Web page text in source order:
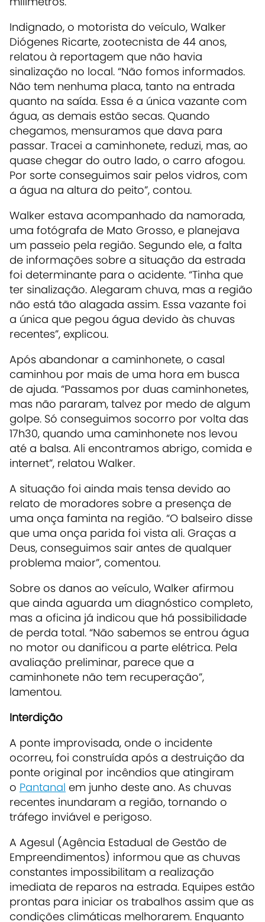
Indignado, o motorista do veículo, Walker
Diógenes Ricarte, zootecnista de 44 anos,
relatou à reportagem que não havia
sinalização no local. “Não fomos informados.
Não tem nenhuma placa, tanto na entrada
quanto na saída. Essa é a única vazante com
água, as demais estão secas. Quando
chegamos, mensuramos que dava para
passar. Tracei a caminhonete, reduzi, mas, ao
quase chegar do outro lado, o carro afogou.
Por sorte conseguimos sair pelos vidros, com
a água na altura do peito”, contou.
Walker estava acompanhado da namorada,
uma fotógrafa de Mato Grosso, e planejava
um passeio pela região. Segundo ele, a falta
de informações sobre a situação da estrada
foi determinante para o acidente. “Tinha que
ter sinalização. Alegaram chuva, mas a região
não está tão alagada assim. Essa vazante foi
a única que pegou água devido às chuvas
recentes”, explicou.
Após abandonar a caminhonete, o casal
caminhou por mais de uma hora em busca
de ajuda. “Passamos por duas caminhonetes,
mas não pararam, talvez por medo de algum
golpe. Só conseguimos socorro por volta das
17h30, quando uma caminhonete nos levou
até a balsa. Ali encontramos abrigo, comida e
internet”, relatou Walker.
A situação foi ainda mais tensa devido ao
relato de moradores sobre a presença de
uma onça faminta na região. “O balseiro disse
que uma onça parida foi vista ali. Graças a
Deus, conseguimos sair antes de qualquer
problema maior”, comentou.
Sobre os danos ao veículo, Walker afirmou
que ainda aguarda um diagnóstico completo,
mas a oficina já indicou que há possibilidade
de perda total. “Não sabemos se entrou água
no motor ou danificou a parte elétrica. Pela
avaliação preliminar, parece que a
caminhonete não tem recuperação”,
lamentou.
Interdição
A ponte improvisada, onde o incidente
ocorreu, foi construída após a destruição da
ponte original por incêndios que atingiram
o Pantanal em junho deste ano. As chuvas
recentes inundaram a região, tornando o
tráfego inviável e perigoso.
A Agesul (Agência Estadual de Gestão de
Empreendimentos) informou que as chuvas
constantes impossibilitam a realização
imediata de reparos na estrada. Equipes estão
prontas para iniciar os trabalhos assim que as
condições climáticas melhorarem. Enquanto